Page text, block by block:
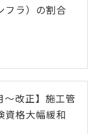
フラ）の割合
～改正】施工管
資格大幅緩和